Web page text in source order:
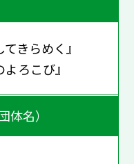
きらめく』
ろこび』
体名）